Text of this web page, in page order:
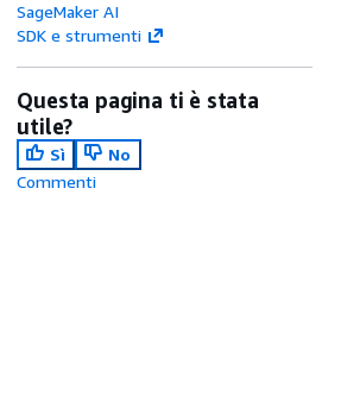
SageMaker AI
SDK e strumenti
Questa pagina ti è stata
utile?
Sì
No
Commenti